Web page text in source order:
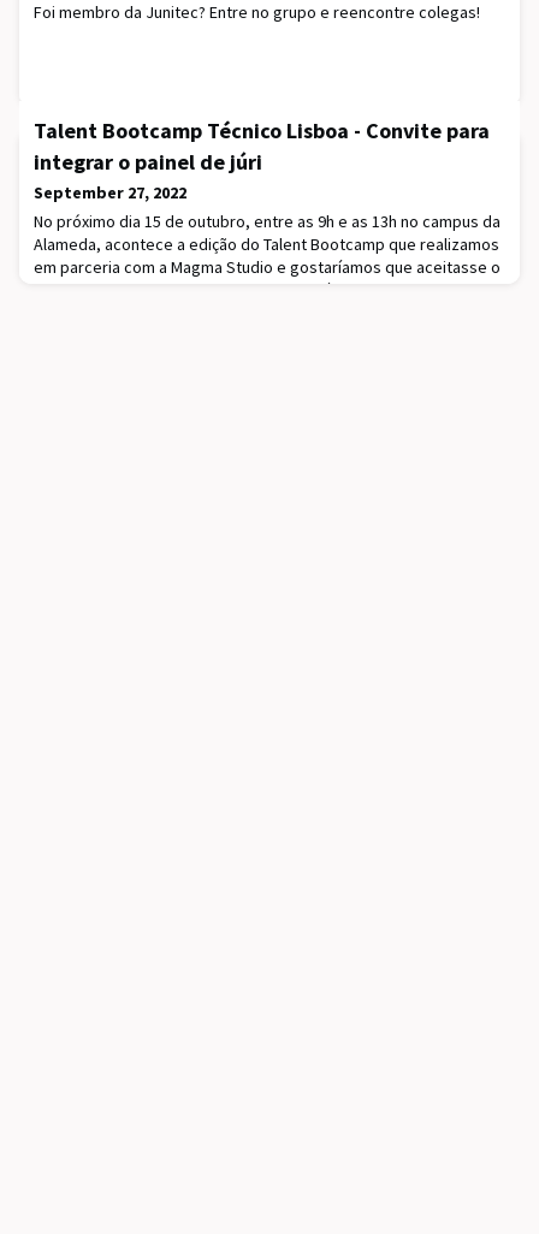
Foi membro da Junitec? Entre no grupo e reencontre colegas!
Talent Bootcamp Técnico Lisboa - Convite para
integrar o painel de júri
September 27, 2022
No próximo dia 15 de outubro, entre as 9h e as 13h no campus da
Alameda, acontece a edição do Talent Bootcamp que realizamos
em parceria com a Magma Studio e gostaríamos que aceitasse o
nosso convite para integrar o painel de júri, com o objetivo de